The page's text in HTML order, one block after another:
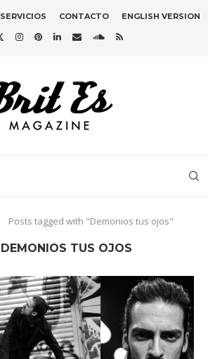
SERVICIOS CONTACTO ENGLISH VERSION
Posts tagged with "Demonios tus ojos"
DEMONIOS TUS OJOS